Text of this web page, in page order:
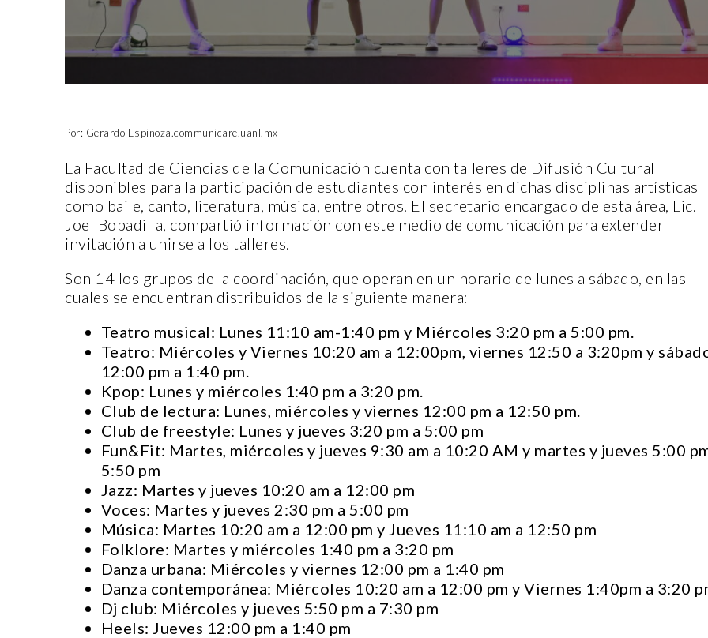
Por: Gerardo Espinoza.communicare.uanl.mx
La Facultad de Ciencias de la Comunicación cuenta con talleres de Difusión Cultural
disponibles para la participación de estudiantes con interés en dichas disciplinas artísticas
como baile, canto, literatura, música, entre otros. El secretario encargado de esta área, Lic.
Joel Bobadilla, compartió información con este medio de comunicación para extender
invitación a unirse a los talleres.
Son 14 los grupos de la coordinación, que operan en un horario de lunes a sábado, en las
cuales se encuentran distribuidos de la siguiente manera:
Teatro musical: Lunes 11:10 am-1:40 pm y Miércoles 3:20 pm a 5:00 pm.
Teatro: Miércoles y Viernes 10:20 am a 12:00pm, viernes 12:50 a 3:20pm y
12:00 pm a 1:40 pm.
Kpop: Lunes y miércoles 1:40 pm a 3:20 pm.
Club de lectura: Lunes, miércoles y viernes 12:00 pm a 12:50 pm.
Club de freestyle: Lunes y jueves 3:20 pm a 5:00 pm
Fun&Fit: Martes, miércoles y jueves 9:30 am a 10:20 AM y martes y jueves 5:00
5:50 pm
Jazz: Martes y jueves 10:20 am a 12:00 pm
Voces: Martes y jueves 2:30 pm a 5:00 pm
Música: Martes 10:20 am a 12:00 pm y Jueves 11:10 am a 12:50 pm
Folklore: Martes y miércoles 1:40 pm a 3:20 pm
Danza urbana: Miércoles y viernes 12:00 pm a 1:40 pm
Danza contemporánea: Miércoles 10:20 am a 12:00 pm y Viernes 1:40pm a 3:20
Dj club: Miércoles y jueves 5:50 pm a 7:30 pm
Heels: Jueves 12:00 pm a 1:40 pm